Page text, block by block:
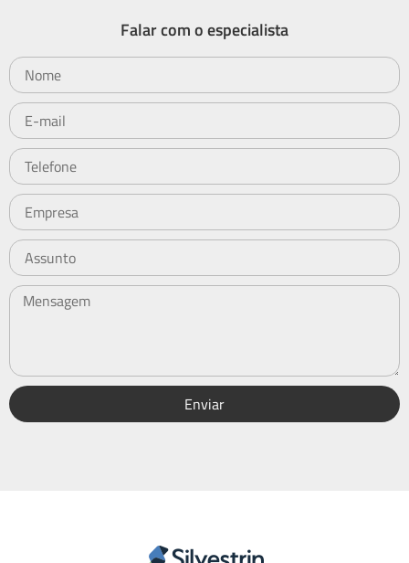
Falar com o especialista
Enviar